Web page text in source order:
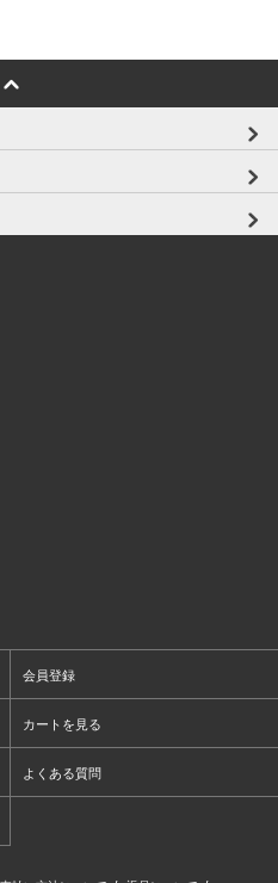
会員登録
カートを見る
よくある質問